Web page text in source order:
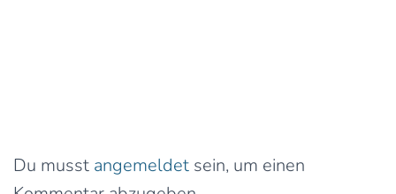
Du musst angemeldet sein, um einen